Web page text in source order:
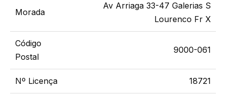
Morada
Av Arriaga 33-47 Galerias S
Lourenco Fr X
Código
Postal
9000-061
Nº Licença 18721